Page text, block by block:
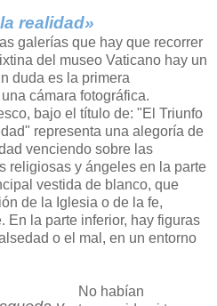
realidad»
galerías que hay que recorrer
del museo Vaticano hay un
duda es la primera
cámara fotográfica.
bajo el título de: "El Triunfo
representa una alegoría de
venciendo sobre las
religiosas y ángeles en la parte
vestida de blanco, que
de la Iglesia o de la fe,
En la parte inferior, hay figuras
o el mal, en un entorno
No habían